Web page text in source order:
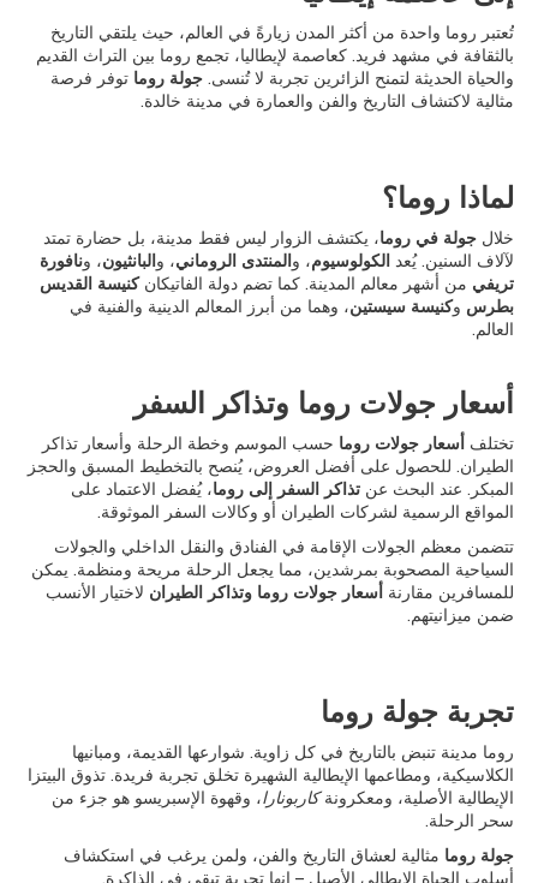
تُعتبر روما واحدة من أكثر المدن زيارةً في العالم، حيث يلتقي التاريخ
بالثقافة في مشهد فريد. كعاصمة لإيطاليا، تجمع روما بين التراث القديم
والحياة الحديثة لتمنح الزائرين تجربة لا تُنسى. جولة روما توفر فرصة
مثالية لاكتشاف التاريخ والفن والعمارة في مدينة خالدة.
لماذا روما؟
خلال جولة في روما، يكتشف الزوار ليس فقط مدينة، بل حضارة تمتد
لآلاف السنين. يُعد الكولوسيوم، والمنتدى الروماني، والبانثيون، ونافورة
تريفي من أشهر معالم المدينة. كما تضم دولة الفاتيكان كنيسة القديس
بطرس وكنيسة سيستين، وهما من أبرز المعالم الدينية والفنية في
العالم.
أسعار جولات روما وتذاكر السفر
تختلف أسعار جولات روما حسب الموسم وخطة الرحلة وأسعار تذاكر
الطيران. للحصول على أفضل العروض، يُنصح بالتخطيط المسبق والحجز
المبكر. عند البحث عن تذاكر السفر إلى روما، يُفضل الاعتماد على
المواقع الرسمية لشركات الطيران أو وكالات السفر الموثوقة.
تتضمن معظم الجولات الإقامة في الفنادق والنقل الداخلي والجولات
السياحية المصحوبة بمرشدين، مما يجعل الرحلة مريحة ومنظمة. يمكن
للمسافرين مقارنة أسعار جولات روما وتذاكر الطيران لاختيار الأنسب
ضمن ميزانيتهم.
تجربة جولة روما
روما مدينة تنبض بالتاريخ في كل زاوية. شوارعها القديمة، ومبانيها
الكلاسيكية، ومطاعمها الإيطالية الشهيرة تخلق تجربة فريدة. تذوق البيتزا
الإيطالية الأصلية، ومعكرونة كاربونارا، وقهوة الإسبريسو هو جزء من
سحر الرحلة.
جولة روما مثالية لعشاق التاريخ والفن، ولمن يرغب في استكشاف